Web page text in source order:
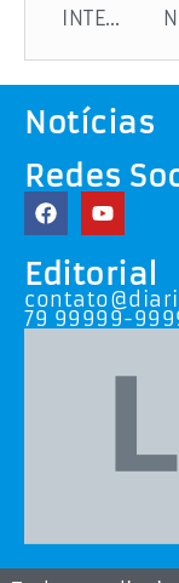
INTERDIÇÃO DE AVENIDA
Notícias
Redes
Editorial
79 99999-